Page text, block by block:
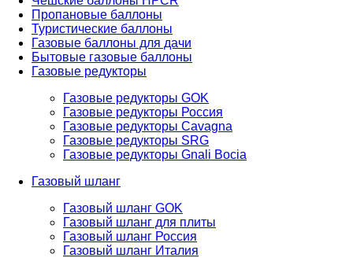
Пропановые баллоны
Туристические баллоны
Газовые баллоны для дачи
Бытовые газовые баллоны
Газовые редукторы
Газовые редукторы GOK
Газовые редукторы Россия
Газовые редукторы Cavagna
Газовые редукторы SRG
Газовые редукторы Gnali Bocia
Газовый шланг
Газовый шланг GOK
Газовый шланг для плиты
Газовый шланг Россия
Газовый шланг Италия